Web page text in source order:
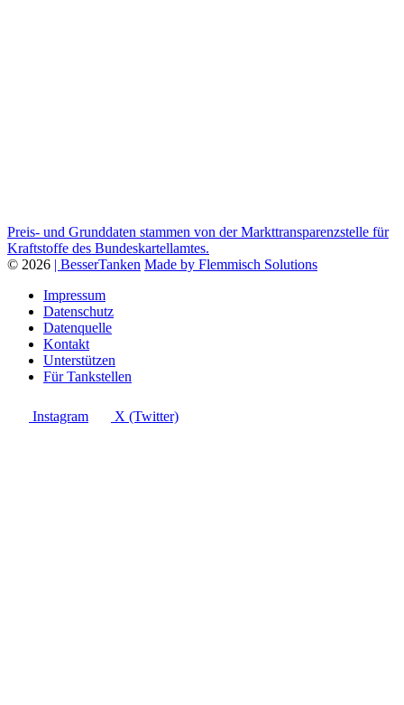
Preis- und Grunddaten stammen von der Markttransparenzstelle für
Kraftstoffe des Bundeskartellamtes.
© 2026 | BesserTanken Made by Flemmisch Solutions
Impressum
Datenschutz
Datenquelle
Kontakt
Unterstützen
Für Tankstellen
Instagram X (Twitter)